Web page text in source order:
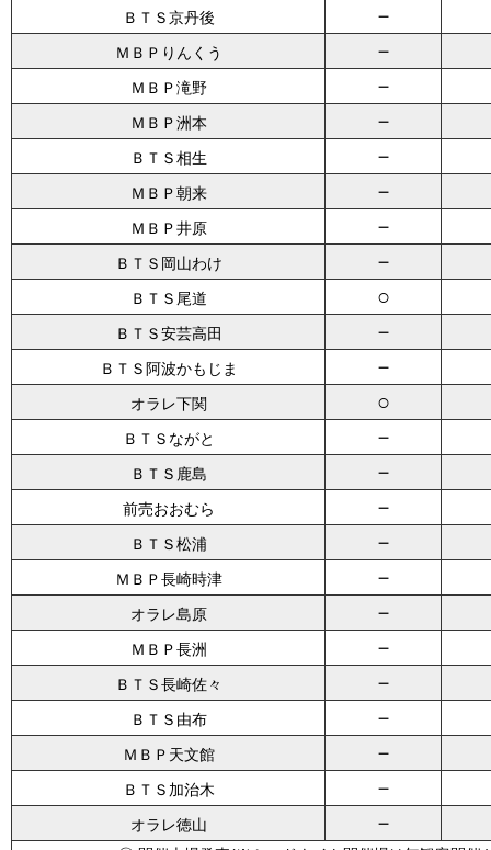
ＢＴＳ京丹後 －
ＭＢＰりんくう －
ＭＢＰ滝野 －
ＭＢＰ洲本 －
ＢＴＳ相生 －
ＭＢＰ朝来 －
ＭＢＰ井原 －
ＢＴＳ岡山わけ －
ＢＴＳ尾道 ○
ＢＴＳ安芸高田 －
ＢＴＳ阿波かもじま －
オラレ下関 ○
ＢＴＳながと －
ＢＴＳ鹿島 －
前売おおむら －
ＢＴＳ松浦 －
ＭＢＰ長崎時津 －
オラレ島原 －
ＭＢＰ長洲 －
ＢＴＳ長崎佐々 －
ＢＴＳ由布 －
ＭＢＰ天文館 －
ＢＴＳ加治木 －
オラレ徳山 －